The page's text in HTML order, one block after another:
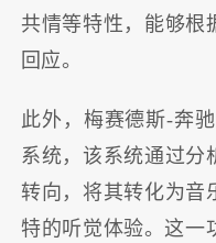
共情等特性，能够根
回应。
此外，梅赛德斯-奔
系统，该系统通过分
转向，将其转化为音
特的听觉体验。这一